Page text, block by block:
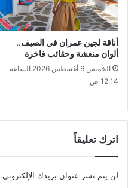
أناقة لجين عمران في الصيف..
ألوان منعشة وحقائب فاخرة
الخميس 6 أغسطس 2026 الساعة
12:14 ص
اترك تعليقاً
لن يتم نشر عنوان بريدك الإلكتروني.